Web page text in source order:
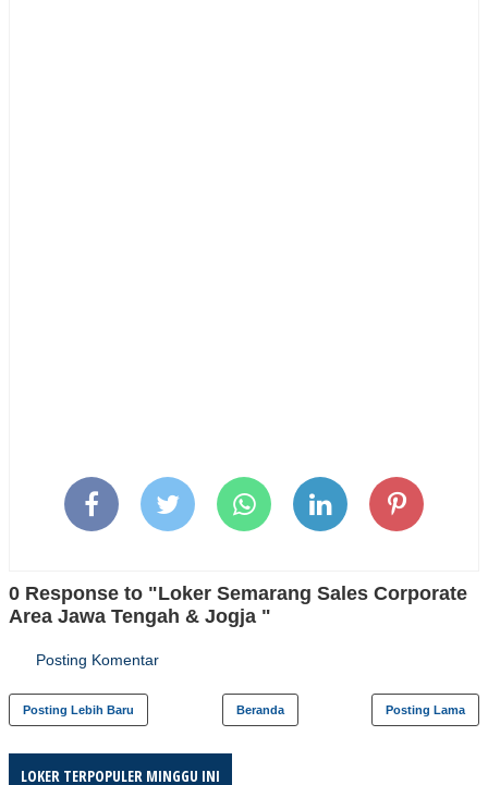
0 Response to "Loker Semarang Sales Corporate
Area Jawa Tengah & Jogja "
Posting Komentar
Posting Lebih Baru Posting Lama
Beranda
LOKER TERPOPULER MINGGU INI